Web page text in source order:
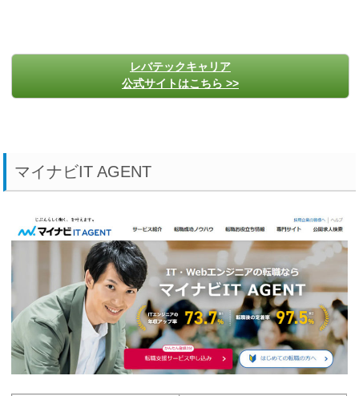
レバテックキャリア
公式サイトはこちら >>
マイナビIT AGENT